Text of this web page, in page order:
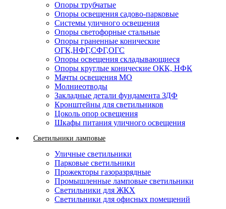
Опоры трубчатые
Опоры освещения садово-парковые
Системы уличного освещения
Опоры светофорные стальные
Опоры граненные конические
ОГК,НФГ,СФГ,ОГС
Опоры освещения складывающиеся
Опоры круглые конические ОКК, НФК
Мачты освещения МО
Молниеотводы
Закладные детали фундамента ЗДФ
Кронштейны для светильников
Цоколь опор освещения
Шкафы питания уличного освещения
Светильники ламповые
Уличные светильники
Парковые светильники
Прожекторы газоразрядные
Промышленные ламповые светильники
Светильники для ЖКХ
Светильники для офисных помещений